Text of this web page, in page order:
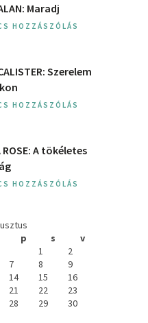
Maradj
HOZZÁSZÓLÁS
Szerelem
HOZZÁSZÓLÁS
ROSE: A ​tökéletes
HOZZÁSZÓLÁS
p s
v
1
2
7 8
9
14 15
16
21 22
23
28 29
30